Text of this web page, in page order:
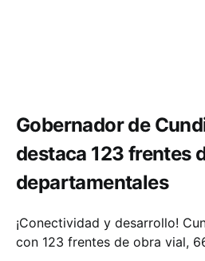
Gobernador de
destaca 123 frentes
departamentales
¡Conectividad y desarrollo!
con 123 frentes de obra vial,